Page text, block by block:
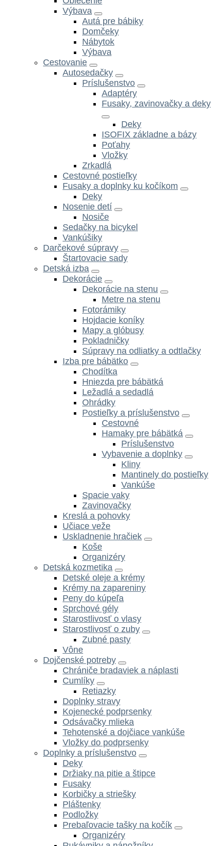
Výbava
Autá pre bábiky
Domčeky
Nábytok
Výbava
Cestovanie
Autosedačky
Príslušenstvo
Adaptéry
Fusaky, zavinovačky a deky
Deky
ISOFIX základne a bázy
Poťahy
Vložky
Zrkadlá
Cestovné postieľky
Fusaky a doplnky ku kočíkom
Deky
Nosenie detí
Nosiče
Sedačky na bicykel
Vankúšiky
Darčekové súpravy
Štartovacie sady
Detská izba
Dekorácie
Dekorácie na stenu
Metre na stenu
Fotorámiky
Hojdacie koníky
Mapy a glóbusy
Pokladničky
Súpravy na odliatky a odtlačky
Izba pre bábätko
Chodítka
Hniezda pre bábätká
Ležadlá a sedadlá
Ohrádky
Postieľky a príslušenstvo
Cestovné
Hamaky pre bábätká
Príslušenstvo
Vybavenie a doplnky
Kliny
Mantinely do postieľky
Vankúše
Spacie vaky
Zavinovačky
Kreslá a pohovky
Učiace veže
Uskladnenie hračiek
Koše
Organizéry
Detská kozmetika
Detské oleje a krémy
Krémy na zapareniny
Peny do kúpeľa
Sprchové gély
Starostlivosť o vlasy
Starostlivosť o zuby
Zubné pasty
Vône
Dojčenské potreby
Chrániče bradaviek a náplasti
Cumlíky
Retiazky
Doplnky stravy
Kojenecké podprsenky
Odsávačky mlieka
Tehotenské a dojčiace vankúše
Vložky do podprsenky
Doplnky a príslušenstvo
Deky
Držiaky na pitie a štipce
Fusaky
Korbičky a striešky
Pláštenky
Podložky
Prebaľovacie tašky na kočík
Organizéry